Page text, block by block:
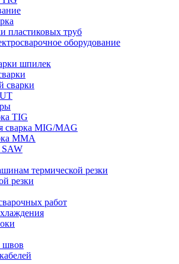
пластиковых труб
оборудование
шпилек
сварки
TIG
сварка MIG/MAG
MMA
термической резки
резки
работ
швов